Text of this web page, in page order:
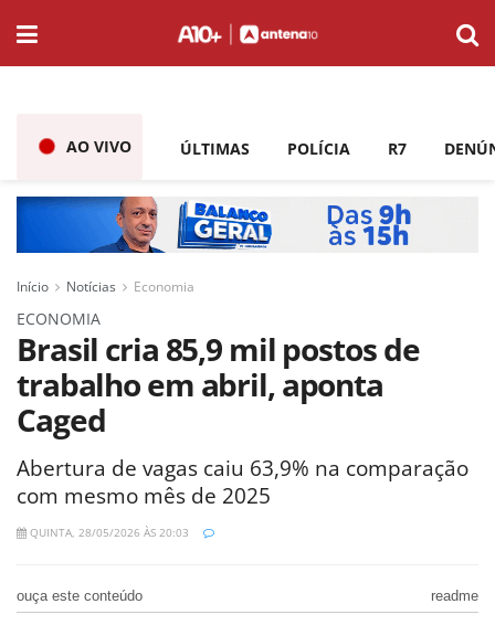
AO VIVO ÚLTIMAS POLÍCIA R7
Início Notícias Economia
ECONOMIA
Brasil cria 85,9 mil postos de
trabalho em abril, aponta
Caged
Abertura de vagas caiu 63,9% na comparação
com mesmo mês de 2025
QUINTA, 28/05/2026 ÀS 20:03
ouça este conteúdo readme